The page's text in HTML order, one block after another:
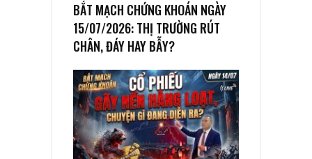
BẮT MẠCH CHỨNG KHOÁN NGÀY
15/07/2026: THỊ TRƯỜNG RÚT
CHÂN, ĐÁY HAY BẪY?